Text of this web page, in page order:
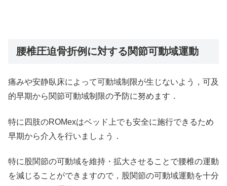
腰椎圧迫骨折例に対する関節可動域運動
痛みや安静臥床によって可動域制限が生じないよう，可及
的早期から関節可動域制限の予防に努めます．
特に四肢のROMexはベッド上でも安全に施行できるため
早期から介入を行いましょう．
特に股関節の可動域を維持・拡大させることで腰椎の運動
を減じることができますので，股関節の可動域運動を十分